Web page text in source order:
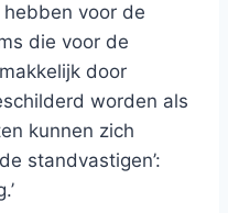
voor de
die voor de
door
worden als
kunnen zich
standvastigen’: